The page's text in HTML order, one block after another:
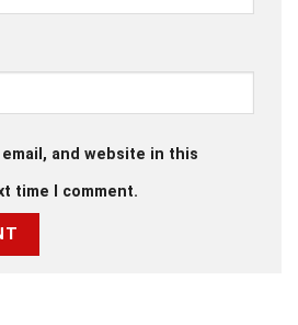
email, and website in this
time I comment.